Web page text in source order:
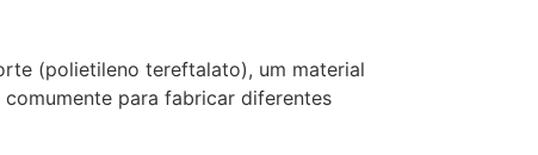
(polietileno tereftalato), um material
para fabricar diferentes